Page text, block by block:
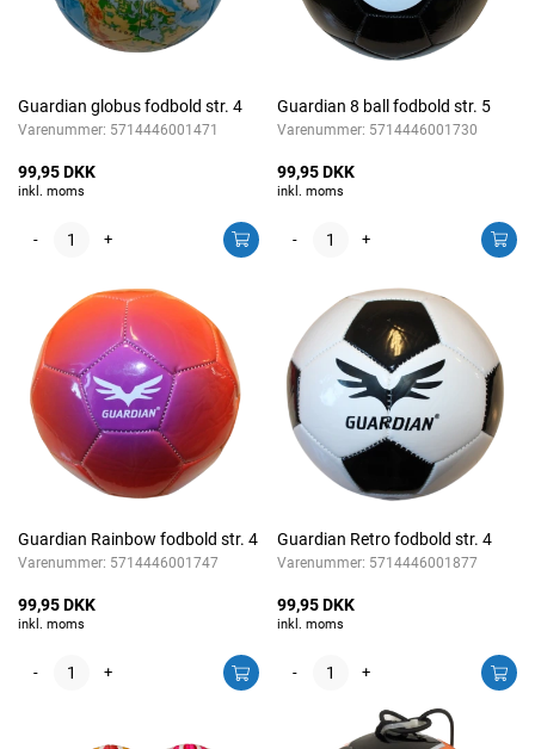
Guardian globus fodbold str. 4
Varenummer: 5714446001471
99,95 DKK
inkl. moms
- +
Guardian 8 ball fodbold str. 5
Varenummer: 5714446001730
99,95 DKK
inkl. moms
- +
Guardian Rainbow fodbold str. 4
Varenummer: 5714446001747
99,95 DKK
inkl. moms
- +
Guardian Retro fodbold str. 4
Varenummer: 5714446001877
99,95 DKK
inkl. moms
- +